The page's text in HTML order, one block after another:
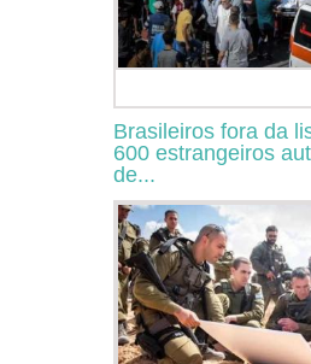
Brasileiros fora da
600 estrangeiros
de...